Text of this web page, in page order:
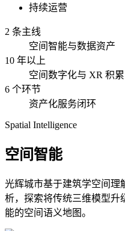
持续运营
2 条主线
空间智能与数据资产
10 年以上
空间数字化与 XR 积累
6 个环节
资产化服务闭环
Spatial Intelligence
空间智能
光辉城市基于建筑学空间理
析，探索将传统三维模型升
能的空间语义地图。